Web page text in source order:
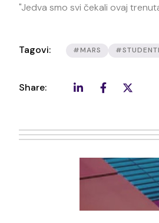
"Jedva smo svi čekali ovaj
Tagovi: #MARS #STUDENTI
Share: